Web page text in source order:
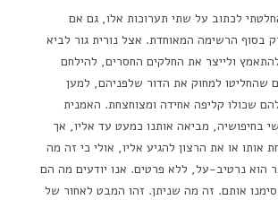
לכתוב על שתי תערוכות אלו, גם אם
בסוף הרשימה המאוחדת. אצל נורית גור לביא
ולייצר את החלקים החסרים, להילחם
שהחליטו למחוק את הדור שלפניהם, למען
שכולו קליפה אחידה ומצוחצחת. האמנית
בחיפושיה, מביאה אותנו כמעט עד אליו, אך
אותו או את הרצון להגיע אליו, אולי כי זה מה
הוא נרטיב-על, ללא פרטים. אנו יודעים מה הם
אותם. זה מה שניתן. זהו המבט לאחור של